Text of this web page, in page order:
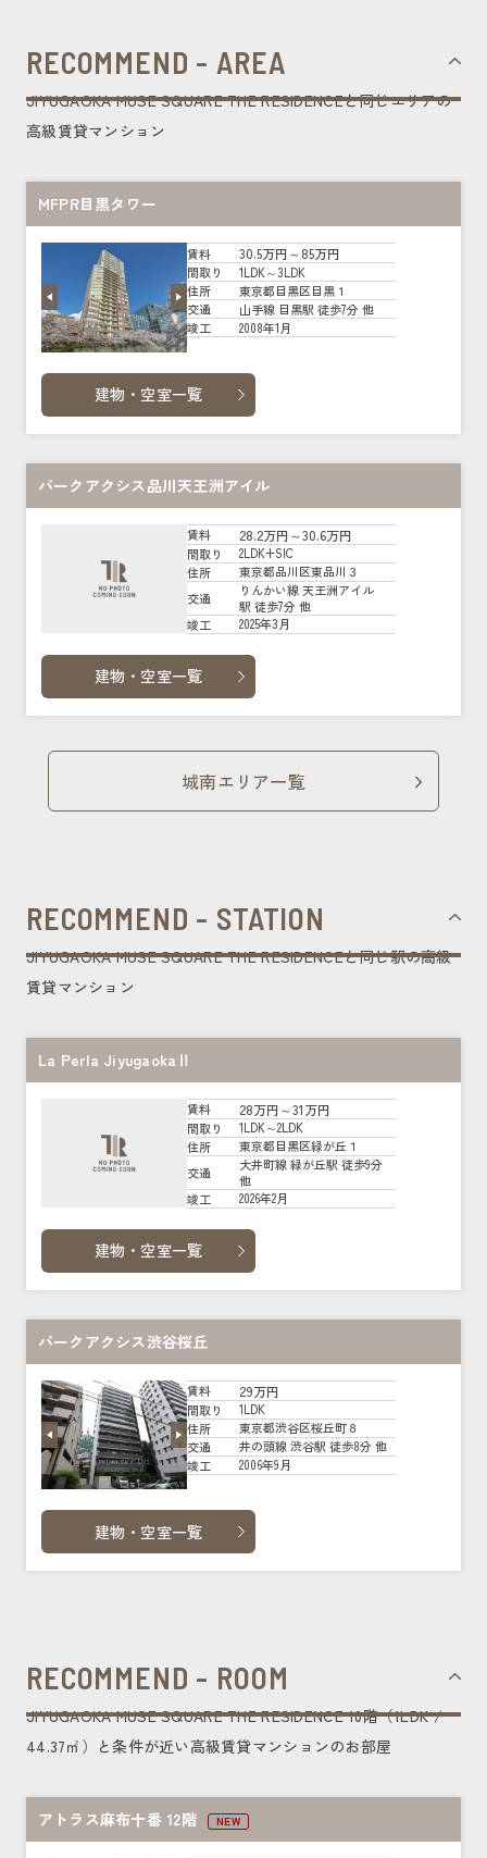
RECOMMEND - AREA
JIYUGAOKA MUSE SQUARE THE RESIDENCEと同じエリアの
高級賃貸マンション
MFPR目黒タワー
賃料 30.5万円～85万円
間取り
1LDK～3LDK
住所
東京都目黒区目黒１
交通
山手線 目黒駅 徒歩7分 他
竣工
2008年1月
建物・空室一覧
パークアクシス品川天王洲アイル
賃料 28.2万円～30.6万円
間取り
2LDK+SIC
住所
東京都品川区東品川３
交通
りんかい線 天王洲アイル
駅 徒歩7分 他
竣工
2025年3月
建物・空室一覧
城南エリア一覧
RECOMMEND - STATION
JIYUGAOKA MUSE SQUARE THE RESIDENCEと同じ駅の高級
賃貸マンション
La Perla JiyugaokaⅡ
賃料 28万円～31万円
間取り
1LDK～2LDK
住所
東京都目黒区緑が丘１
交通
大井町線 緑が丘駅 徒歩9分
他
竣工
2026年2月
建物・空室一覧
パークアクシス渋谷桜丘
賃料 29万円
間取り
1LDK
住所
東京都渋谷区桜丘町８
交通
井の頭線 渋谷駅 徒歩8分 他
竣工
2006年9月
建物・空室一覧
RECOMMEND - ROOM
JIYUGAOKA MUSE SQUARE THE RESIDENCE 10階（1LDK /
44.37㎡）と条件が近い高級賃貸マンションのお部屋
アトラス麻布十番 12階 NEW